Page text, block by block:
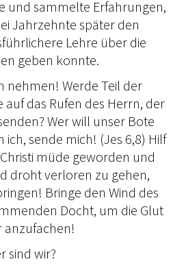
und sammelte Erfahrungen,
Jahrzehnte später den
Lehre über die
geben konnte.
nehmen! Werde Teil der
das Rufen des Herrn, der
Wer will unser Bote
ich, sende mich! (Jes 6,8) Hilf
müde geworden und
droht verloren zu gehen,
Bringe den Wind des
Docht, um die Glut
anzufachen!
sind wir?